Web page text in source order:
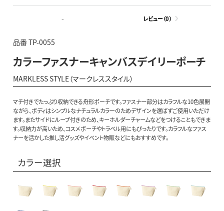
- レビュー（0）
品番 TP-0055
カラーファスナーキャンバスデイリーポーチ
MARKLESS STYLE（マークレススタイル）
マチ付きでたっぷり収納できる舟形ポーチです。ファスナー部分はカラフルな10色展開
ながら、ボディはシンプルなナチュラルカラーのためデザインを選ばずご使用いただけ
ます。またサイドにループ付きのため、キーホルダーチャームなどをつけることもできま
す。収納力が高いため、コスメポーチやトラベル用にもぴったりです。カラフルなファス
ナーを活かした推し活グッズやイベント物販などにもおすすめです。
カラー選択